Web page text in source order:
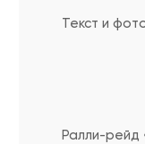
Текст и
Ралли-рейд